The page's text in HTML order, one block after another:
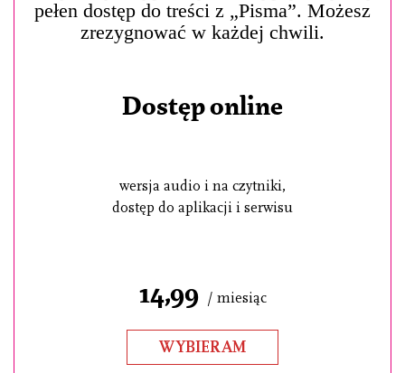
pełen dostęp do treści z „Pisma”. Możesz
zrezygnować w każdej chwili.
Dostęp online
wersja audio i na czytniki,
dostęp do aplikacji i serwisu
14,99 / miesiąc
WYBIERAM